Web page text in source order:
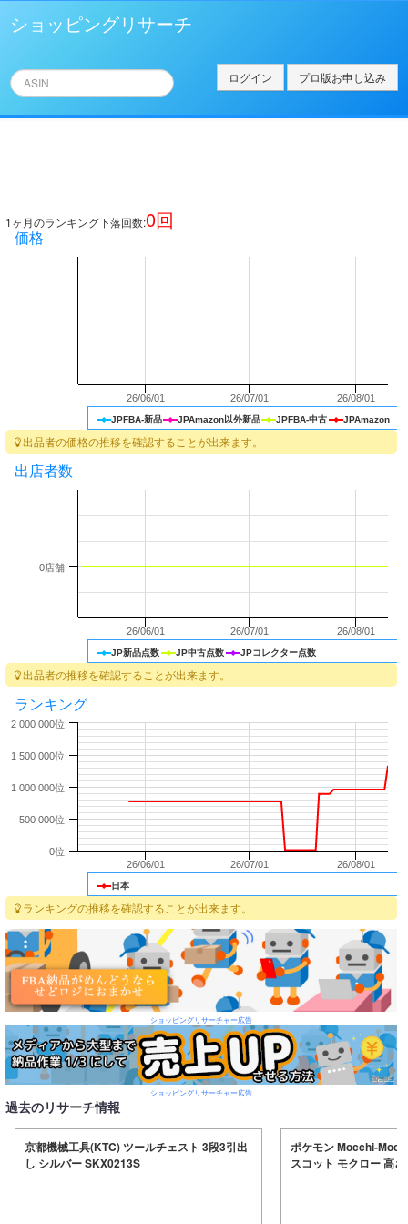
ショッピングリサーチ
ログイン プロ版お申し込み
1ヶ月のランキング下落回数:0回
価格
JPFBA-新品 JPAmazon以外新品 JPFBA-中古 JPAmazon
26/06/01 26/07/01 26/08/01
出品者の価格の推移を確認することが出来ます。
出店者数
JP新品点数 JP中古点数 JPコレクター点数
26/06/01 26/07/01 26/08/01
0店舗
出品者の推移を確認することが出来ます。
ランキング
日本
26/06/01 26/07/01 26/08/01
0位
500 000位
1 000 000位
1 500 000位
2 000 000位
ランキングの推移を確認することが出来ます。
ショッピングリサーチャー広告
ショッピングリサーチャー広告
過去のリサーチ情報
京都機械工具(KTC) ツールチェスト 3段3引出
し シルバー SKX0213S
ポケモン Mocchi-
スコット モクロー 高